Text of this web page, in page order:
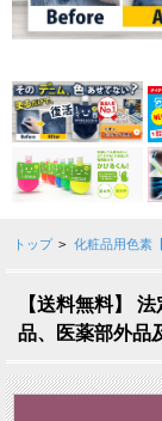
トップ > 化粧品用色素
【送料無料】
品、医薬部外品